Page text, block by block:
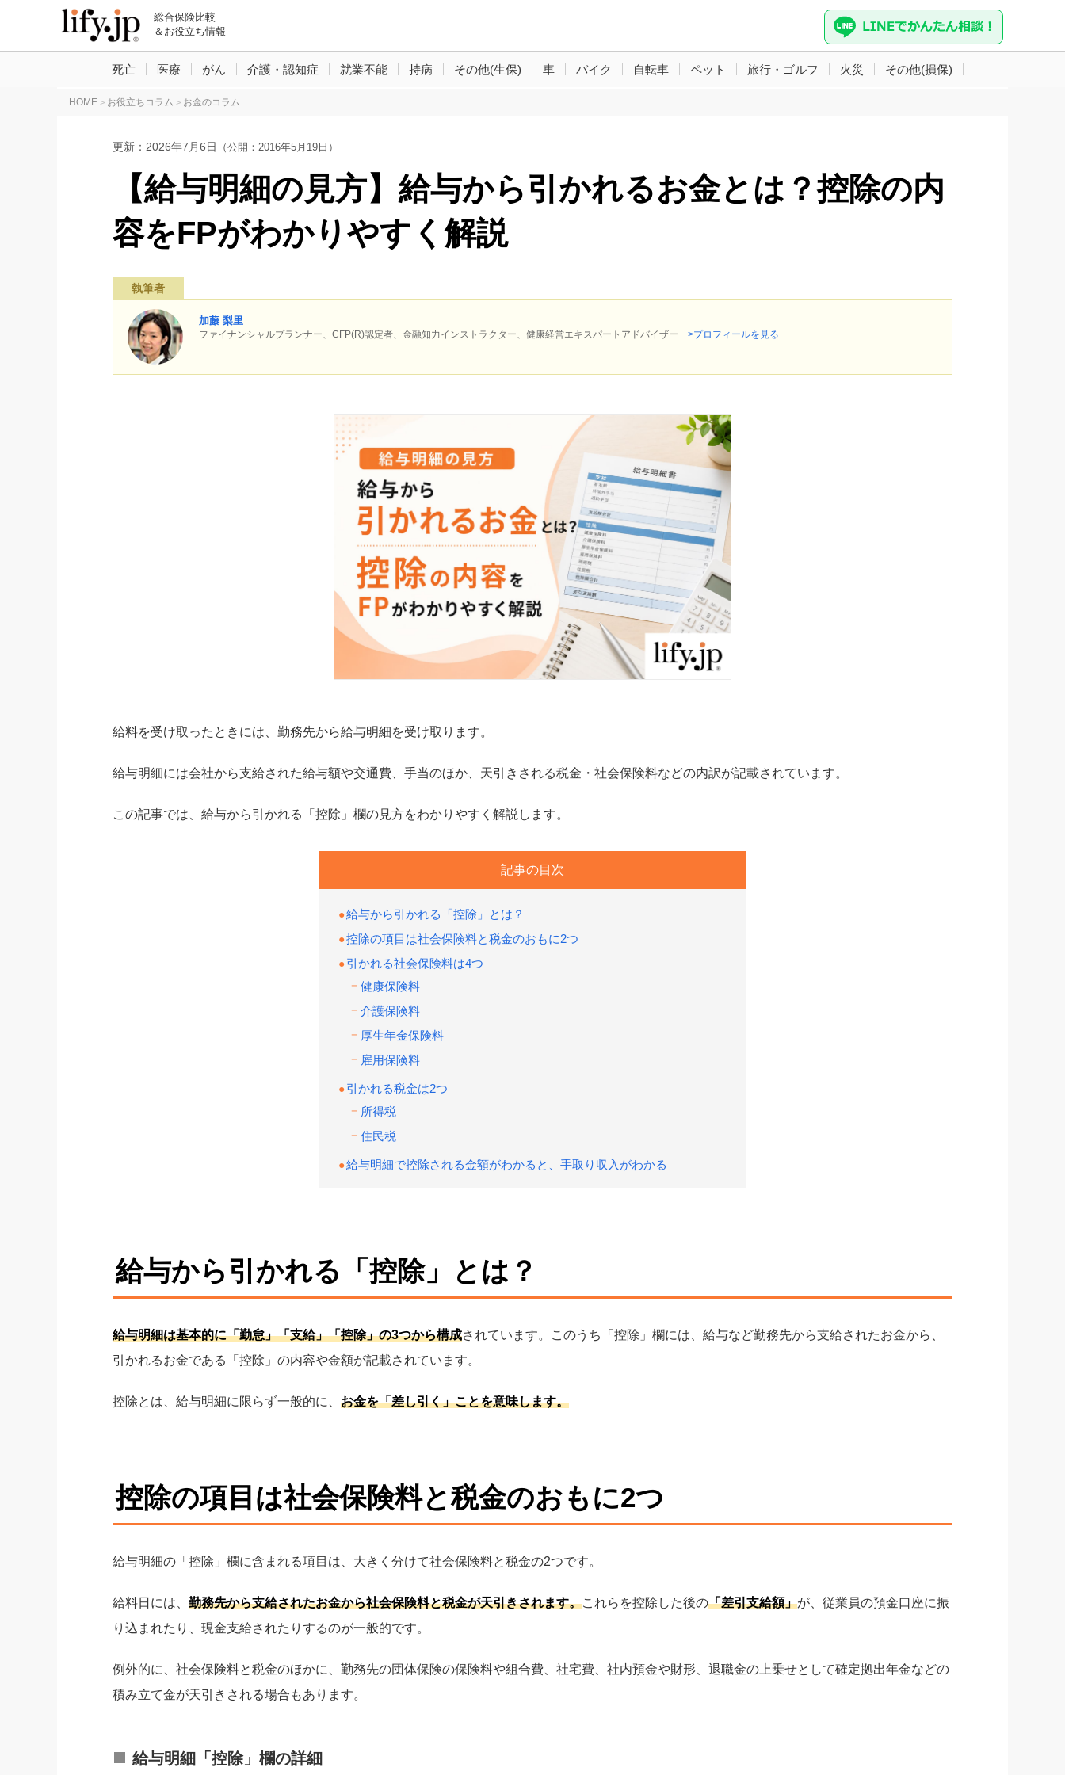
総合保険比較
＆お役立ち情報
死亡 医療 がん 介護・認知症 就業不能 持病 その他(生保) 車 バイク 自転車 ペット 旅行・ゴルフ 火災 その他(損保)
HOME > お役立ちコラム > お金のコラム
更新： 2026年7月6日 （公開：2016年5月19日）
【給与明細の見方】給与から引かれるお金とは？控除の内
容をFPがわかりやすく解説
執筆者
加藤 梨里
ファイナンシャルプランナー、CFP(R)認定者、金融知力インストラクター、健康経営エキスパートアドバイザー >プロフィールを見る
給料を受け取ったときには、勤務先から給与明細を受け取ります。
給与明細には会社から支給された給与額や交通費、手当のほか、天引きされる税金・社会保険料などの内訳が記載されています。
この記事では、給与から引かれる「控除」欄の見方をわかりやすく解説します。
記事の目次
給与から引かれる「控除」とは？
控除の項目は社会保険料と税金のおもに2つ
引かれる社会保険料は4つ
健康保険料
介護保険料
厚生年金保険料
雇用保険料
引かれる税金は2つ
所得税
住民税
給与明細で控除される金額がわかると、手取り収入がわかる
給与から引かれる「控除」とは？
給与明細は基本的に「勤怠」「支給」「控除」の3つから構成されています。このうち「控除」欄には、給与など勤務先から支給されたお金から、
引かれるお金である「控除」の内容や金額が記載されています。
控除とは、給与明細に限らず一般的に、 お金を「差し引く」ことを意味します。
控除の項目は社会保険料と税金のおもに2つ
給与明細の「控除」欄に含まれる項目は、大きく分けて社会保険料と税金の2つです。
給料日には、 勤務先から支給されたお金から社会保険料と税金が天引きされます。これらを控除した後の「差引支給額」が、従業員の預金口座に振
り込まれたり、現金支給されたりするのが一般的です。
例外的に、社会保険料と税金のほかに、勤務先の団体保険の保険料や組合費、社宅費、社内預金や財形、退職金の上乗せとして確定拠出年金などの
積み立て金が天引きされる場合もあります。
給与明細「控除」欄の詳細